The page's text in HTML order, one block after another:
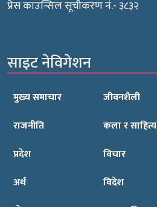
प्रेस काउन्सिल सूचीकरण नं.- ३८३२
साइट नेविगेशन
मुख्य समाचार
राजनीति
प्रदेश
अर्थ
जीवनशैली
कला र साहित्य
विचार
विदेश